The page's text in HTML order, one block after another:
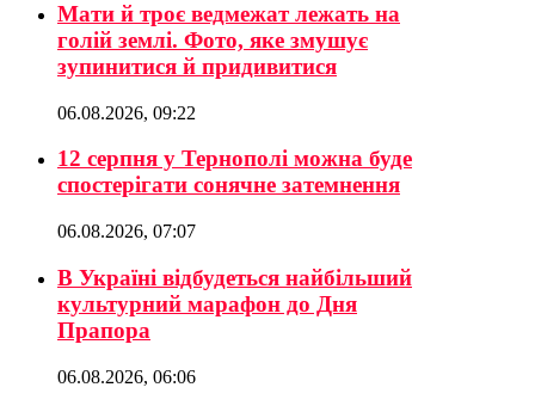
Мати й троє ведмежат лежать на
голій землі. Фото, яке змушує
зупинитися й придивитися
06.08.2026, 09:22
12 серпня у Тернополі можна буде
спостерігати сонячне затемнення
06.08.2026, 07:07
В Україні відбудеться найбільший
культурний марафон до Дня
Прапора
06.08.2026, 06:06